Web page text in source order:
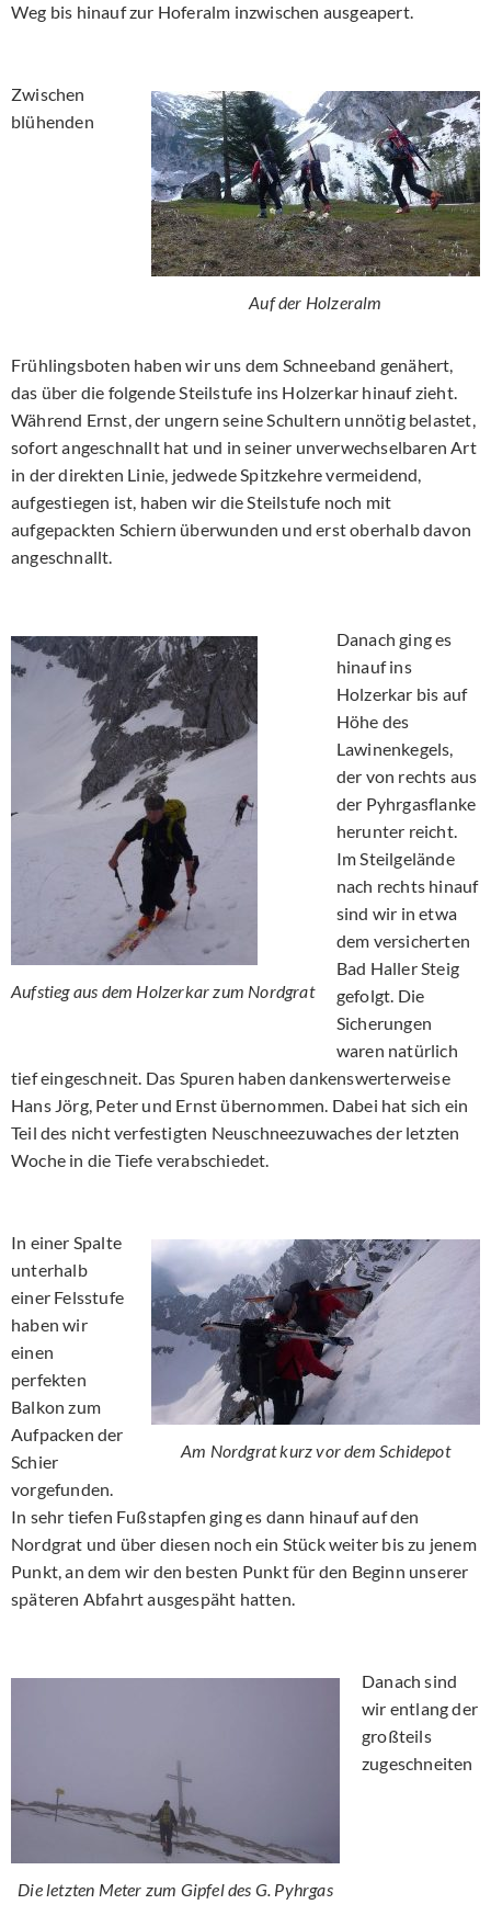
Weg bis hinauf zur Hoferalm inzwischen ausgeapert.
Auf der Holzeralm
Zwischen
blühenden
Frühlingsboten haben wir uns dem Schneeband genähert,
das über die folgende Steilstufe ins Holzerkar hinauf zieht.
Während Ernst, der ungern seine Schultern unnötig belastet,
sofort angeschnallt hat und in seiner unverwechselbaren Art
in der direkten Linie, jedwede Spitzkehre vermeidend,
aufgestiegen ist, haben wir die Steilstufe noch mit
aufgepackten Schiern überwunden und erst oberhalb davon
angeschnallt.
Aufstieg aus dem Holzerkar zum Nordgrat
Danach ging es
hinauf ins
Holzerkar bis auf
Höhe des
Lawinenkegels,
der von rechts aus
der Pyhrgasflanke
herunter reicht.
Im Steilgelände
nach rechts hinauf
sind wir in etwa
dem versicherten
Bad Haller Steig
gefolgt. Die
Sicherungen
waren natürlich
tief eingeschneit. Das Spuren haben dankenswerterweise
Hans Jörg, Peter und Ernst übernommen. Dabei hat sich ein
Teil des nicht verfestigten Neuschneezuwaches der letzten
Woche in die Tiefe verabschiedet.
Am Nordgrat kurz vor dem Schidepot
In einer Spalte
unterhalb
einer Felsstufe
haben wir
einen
perfekten
Balkon zum
Aufpacken der
Schier
vorgefunden.
In sehr tiefen Fußstapfen ging es dann hinauf auf den
Nordgrat und über diesen noch ein Stück weiter bis zu jenem
Punkt, an dem wir den besten Punkt für den Beginn unserer
späteren Abfahrt ausgespäht hatten.
Die letzten Meter zum Gipfel des G. Pyhrgas
Danach sind
wir entlang der
großteils
zugeschneiten